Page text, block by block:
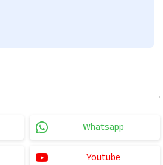
Whatsapp
Youtube